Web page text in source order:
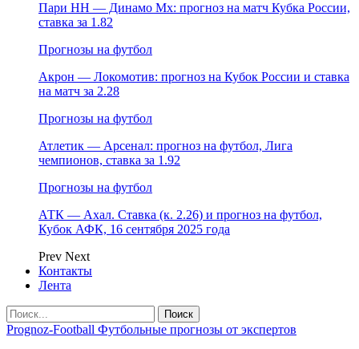
Пари НН — Динамо Мх: прогноз на матч Кубка России,
ставка за 1.82
Прогнозы на футбол
Акрон — Локомотив: прогноз на Кубок России и ставка
на матч за 2.28
Прогнозы на футбол
Атлетик — Арсенал: прогноз на футбол, Лига
чемпионов, ставка за 1.92
Прогнозы на футбол
АТК — Ахал. Ставка (к. 2.26) и прогноз на футбол,
Кубок АФК, 16 сентября 2025 года
Prev Next
Контакты
Лента
Prognoz-Football Футбольные прогнозы от экспертов